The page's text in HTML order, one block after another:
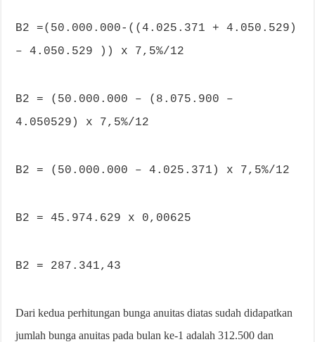
B2 =(50.000.000-((4.025.371 + 4.050.529)
– 4.050.529 )) x 7,5%/12
B2 = (50.000.000 – (8.075.900 –
4.050529) x 7,5%/12
B2 = (50.000.000 – 4.025.371) x 7,5%/12
B2 = 45.974.629 x 0,00625
B2 = 287.341,43
Dari kedua perhitungan bunga anuitas diatas sudah didapatkan
jumlah bunga anuitas pada bulan ke-1 adalah 312.500 dan